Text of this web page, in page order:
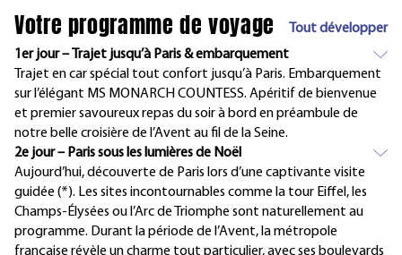
Votre programme de voyage
Tout développer
1er jour – Trajet jusqu’à Paris & embarquement
Trajet en car spécial tout confort jusqu’à Paris. Embarquement
sur l’élégant MS MONARCH COUNTESS. Apéritif de bienvenue
et premier savoureux repas du soir à bord en préambule de
notre belle croisière de l’Avent au fil de la Seine.
2e jour – Paris sous les lumières de Noël
Aujourd’hui, découverte de Paris lors d’une captivante visite
guidée (*). Les sites incontournables comme la tour Eiffel, les
Champs-Élysées ou l’Arc de Triomphe sont naturellement au
programme. Durant la période de l’Avent, la métropole
française révèle un charme tout particulier, avec ses boulevards